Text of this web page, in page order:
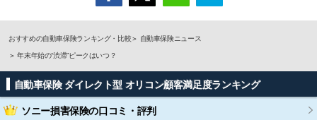
おすすめの自動車保険ランキング・比較
自動車保険ニュース
年末年始の“渋滞”ピークはいつ？
自動車保険 ダイレクト型 オリコン顧客満足度ランキング
ソニー損害保険の口コミ・評判